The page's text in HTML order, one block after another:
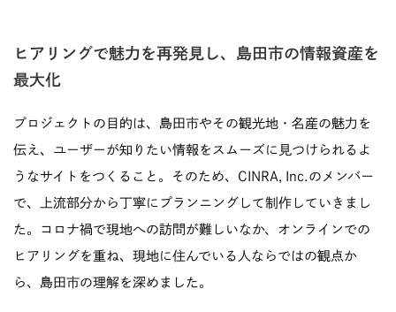
ヒアリングで魅力を再発見し、島田市の情報資産を
最大化
プロジェクトの目的は、島田市やその観光地・名産の魅力を
伝え、ユーザーが知りたい情報をスムーズに見つけられるよ
うなサイトをつくること。そのため、CINRA, Inc.のメンバー
で、上流部分から丁寧にプランニングして制作していきまし
た。コロナ禍で現地への訪問が難しいなか、オンラインでの
ヒアリングを重ね、現地に住んでいる人ならではの観点か
ら、島田市の理解を深めました。